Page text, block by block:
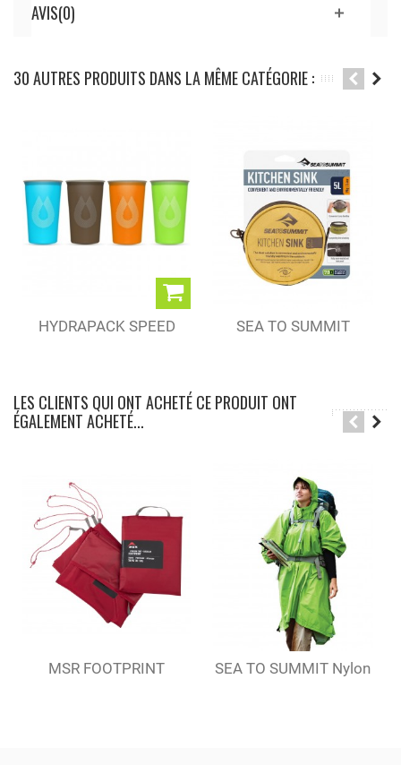
AVIS(0)
30 AUTRES PRODUITS DANS LA MÊME CATÉGORIE :
HYDRAPACK SPEED
SEA TO SUMMIT
LES CLIENTS QUI ONT ACHETÉ CE PRODUIT ONT
ÉGALEMENT ACHETÉ...
MSR FOOTPRINT
SEA TO SUMMIT Nylon